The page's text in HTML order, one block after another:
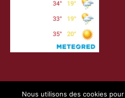
Nous utilisons des cookies